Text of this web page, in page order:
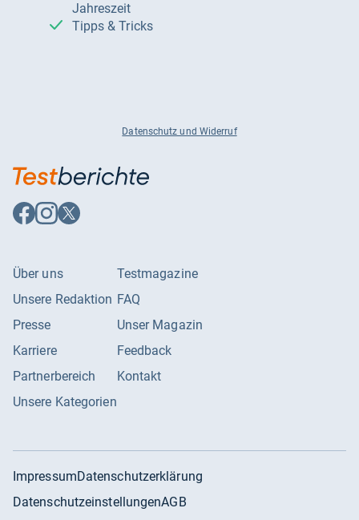
Jahreszeit
Tipps & Tricks
Datenschutz und Widerruf
Auf
Facebook
Auf
Instagram
Auf
X
Über uns
Unsere Redaktion
Presse
Karriere
Partnerbereich
Unsere Kategorien
Testmagazine
FAQ
Unser Magazin
Feedback
Kontakt
ImpressumDatenschutzerklärung
DatenschutzeinstellungenAGB